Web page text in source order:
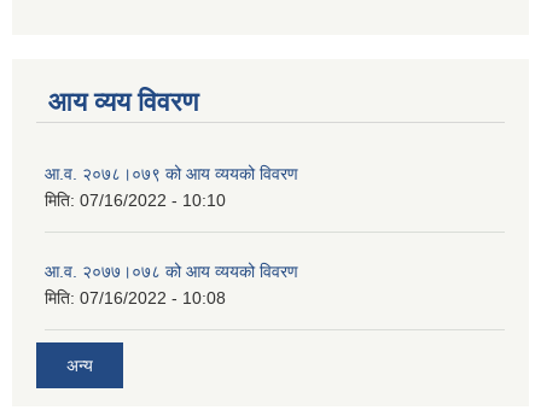
आय व्यय विवरण
आ.व. २०७८।०७९ को आय व्ययको विवरण
मिति: 07/16/2022 - 10:10
आ.व. २०७७।०७८ को आय व्ययको विवरण
मिति: 07/16/2022 - 10:08
अन्य